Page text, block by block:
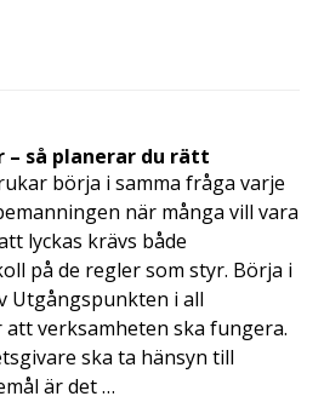
så planerar du rätt
börja i samma fråga varje
när många vill vara
lyckas krävs både
på de regler som styr. Börja i
Utgångspunkten i all
verksamheten ska fungera.
ska ta hänsyn till
är det …